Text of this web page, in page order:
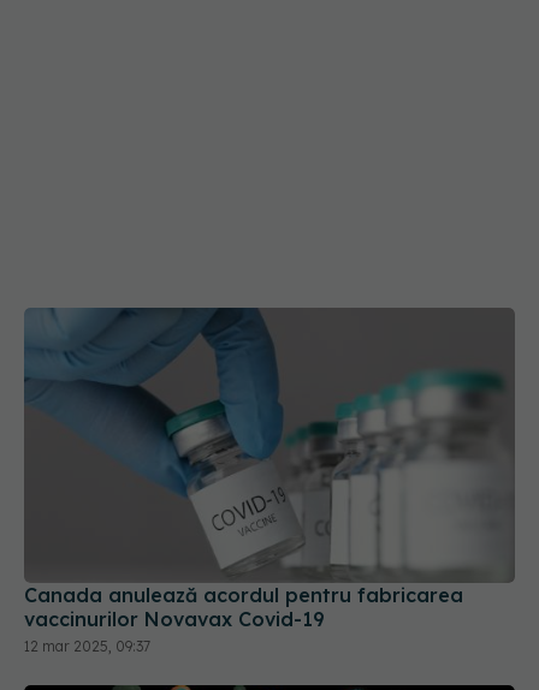
Canada anulează acordul pentru fabricarea
vaccinurilor Novavax Covid-19
12 mar 2025, 09:37